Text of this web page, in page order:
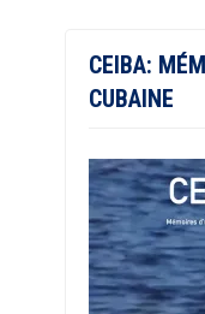
CEIBA:
CUBAINE